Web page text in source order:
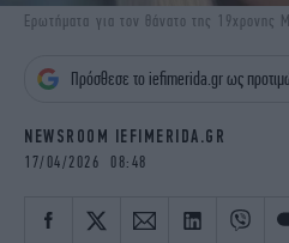
iBOOKS
MEDIA
NEWSLETTER
Ερωτήματα για τον θάνατο της 19χρονης
Πρόσθεσε το iefimerida.gr ως
NEWSROOM IEFIMERIDA.GR
17/04/2026 08:48